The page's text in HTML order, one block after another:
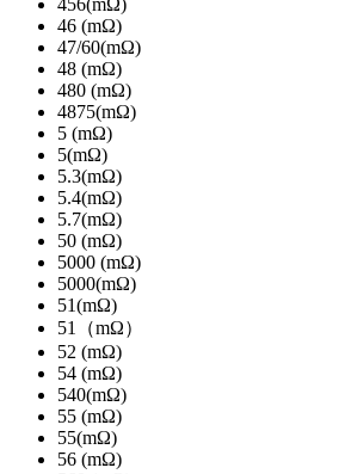
456(mΩ)
46 (mΩ)
47/60(mΩ)
48 (mΩ)
480 (mΩ)
4875(mΩ)
5 (mΩ)
5(mΩ)
5.3(mΩ)
5.4(mΩ)
5.7(mΩ)
50 (mΩ)
5000 (mΩ)
5000(mΩ)
51(mΩ)
51（mΩ）
52 (mΩ)
54 (mΩ)
540(mΩ)
55 (mΩ)
55(mΩ)
56 (mΩ)